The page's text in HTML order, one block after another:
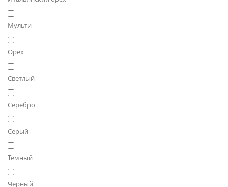
Мульти
Орех
Светлый
Серебро
Серый
Темный
Чёрный